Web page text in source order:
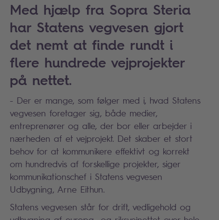
Med hjælp fra Sopra Steria
har Statens vegvesen gjort
det nemt at finde rundt i
flere hundrede vejprojekter
på nettet.
- Der er mange, som følger med i, hvad Statens
vegvesen foretager sig, både medier,
entreprenører og alle, der bor eller arbejder i
nærheden af et vejprojekt. Det skaber et stort
behov for at kommunikere effektivt og korrekt
om hundredvis af forskellige projekter, siger
kommunikationschef i Statens vegvesen
Udbygning, Arne Eithun.
Statens vegvesen står for drift, vedligehold og